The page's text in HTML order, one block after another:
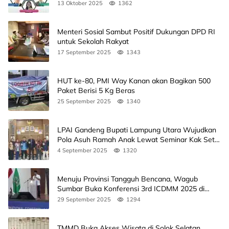
Agendanya
13 Oktober 2025 1362
Menteri Sosial Sambut Positif Dukungan DPD RI
untuk Sekolah Rakyat
17 September 2025 1343
HUT ke-80, PMI Way Kanan akan Bagikan 500
Paket Berisi 5 Kg Beras
25 September 2025 1340
LPAI Gandeng Bupati Lampung Utara Wujudkan
Pola Asuh Ramah Anak Lewat Seminar Kak Seto,
Ini Jadwalnya
4 September 2025 1320
Menuju Provinsi Tangguh Bencana, Wagub
Sumbar Buka Konferensi 3rd ICDMM 2025 di
Unand
29 September 2025 1294